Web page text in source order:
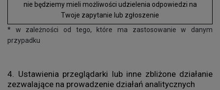
nie będziemy mieli możliwości udzielenia odpowiedzi na
Twoje zapytanie lub zgłoszenie
* w zależności od tego, które ma zastosowanie w danym
przypadku
4. Ustawienia przeglądarki lub inne zbliżone działanie
zezwalające na prowadzenie działań analitycznych